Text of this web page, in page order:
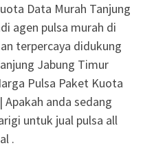
Data Murah Tanjung
agen pulsa murah di
terpercaya didukung
Jabung Timur
Pulsa Paket Kuota
anda sedang
untuk jual pulsa all
.